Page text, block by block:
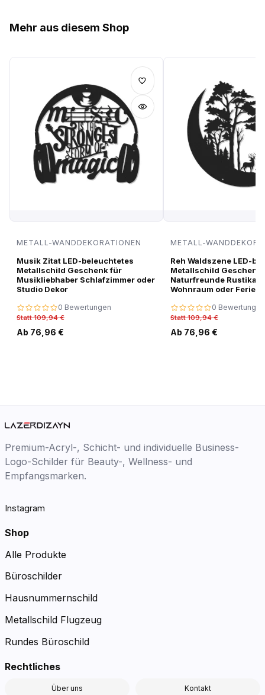
Mehr aus diesem Shop
METALL-WANDDEKORATIONEN
Musik Zitat LED-beleuchtetes
Metallschild Geschenk für
Musikliebhaber Schlafzimmer oder
Studio Dekor
0 Bewertungen
Statt 109,94 €
Ab 76,96 €
METALL-
Reh Waldszene LED-
Metallschild Geschenk
Naturfreunde
Wohnraum oder
0 Bewertungen
Statt 109,94 €
Ab 76,96 €
Premium-Acryl-, Schicht- und individuelle Business-
Logo-Schilder für Beauty-, Wellness- und
Empfangsmarken.
Instagram
Shop
Alle Produkte
Büroschilder
Hausnummernschild
Metallschild Flugzeug
Rundes Büroschild
Rechtliches
Über uns Kontakt